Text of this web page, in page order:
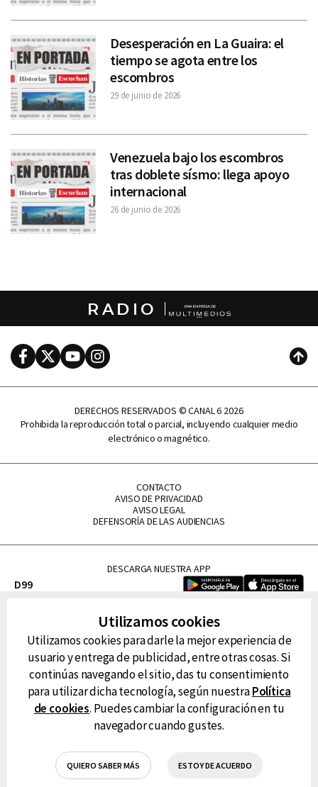
Desesperación en La Guaira: el
tiempo se agota entre los
escombros
29 de junio de 2026
Venezuela bajo los escombros
tras doblete sísmo: llega apoyo
internacional
26 de junio de 2026
RADIO
FacebookTwitterYoutubeInstagram
DERECHOS RESERVADOS © CANAL 6 2026
Prohibida la reproducción total o parcial, incluyendo cualquier medio
electrónico o magnético.
CONTACTO
AVISO DE PRIVACIDAD
AVISO LEGAL
DEFENSORÍA DE LAS AUDIENCIAS
DESCARGA NUESTRA APP
D99
FM Tu
RG Deportiva
Classic FM
Utilizamos cookies
Utilizamos cookies para darle la mejor experiencia de
usuario y entrega de publicidad, entre otras cosas. Si
continúas navegando el sitio, das tu consentimiento
para utilizar dicha tecnología, según nuestraPolítica
de cookies. Puedes cambiar la configuración en tu
navegador cuando gustes.
QUIERO SABER MÁS ESTOY DE ACUERDO